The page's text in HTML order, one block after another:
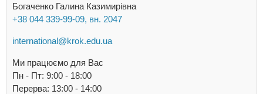
Богаченко Галина Казимирівна
+38 044 339-99-09, вн. 2047
international@krok.edu.ua
Ми працюємо для Вас
Пн - Пт: 9:00 - 18:00
Перерва: 13:00 - 14:00